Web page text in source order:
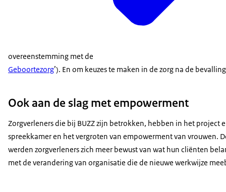
overeenstemming met de
Geboortezorg’). En om keuzes te maken in de zorg na de
Ook aan de slag met empowerment
Zorgverleners die bij BUZZ zijn betrokken, hebben in het project
spreekkamer en het vergroten van empowerment van vrouwen.
werden zorgverleners zich meer bewust van wat hun cliënten
met de verandering van organisatie die de nieuwe werkwijze